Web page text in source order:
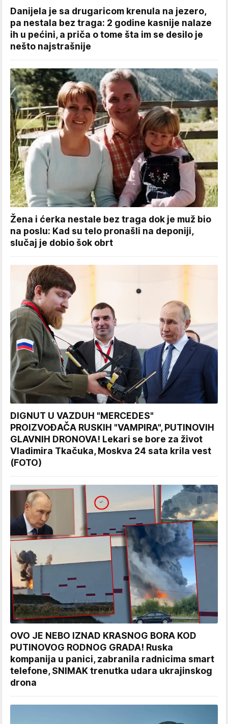
Danijela je sa drugaricom krenula na jezero,
pa nestala bez traga: 2 godine kasnije nalaze
ih u pećini, a priča o tome šta im se desilo je
nešto najstrašnije
Žena i ćerka nestale bez traga dok je muž bio
na poslu: Kad su telo pronašli na deponiji,
slučaj je dobio šok obrt
DIGNUT U VAZDUH "MERCEDES"
PROIZVOĐAČA RUSKIH "VAMPIRA", PUTINOVIH
GLAVNIH DRONOVA! Lekari se bore za život
Vladimira Tkačuka, Moskva 24 sata krila vest
(FOTO)
OVO JE NEBO IZNAD KRASNOG BORA KOD
PUTINOVOG RODNOG GRADA! Ruska
kompanija u panici, zabranila radnicima smart
telefone, SNIMAK trenutka udara ukrajinskog
drona